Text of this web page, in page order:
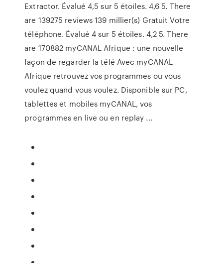
Extractor. Évalué 4,5 sur 5 étoiles. 4,6 5. There
are 139275 reviews 139 millier(s) Gratuit Votre
téléphone. Évalué 4 sur 5 étoiles. 4,2 5. There
are 170882 myCANAL Afrique : une nouvelle
façon de regarder la télé Avec myCANAL
Afrique retrouvez vos programmes ou vous
voulez quand vous voulez. Disponible sur PC,
tablettes et mobiles myCANAL, vos
programmes en live ou en replay ...